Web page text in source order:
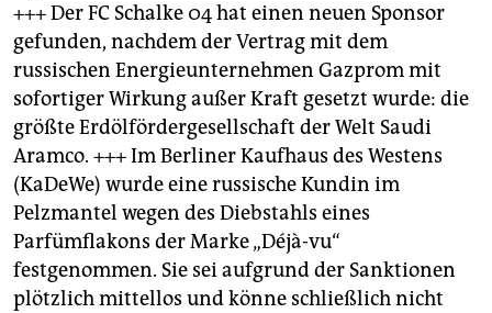
+++ Der FC Schalke 04 hat einen neuen Sponsor
gefunden, nachdem der Vertrag mit dem
russischen Energieunternehmen Gazprom mit
sofortiger Wirkung außer Kraft gesetzt wurde: die
größte Erdölfördergesellschaft der Welt Saudi
Aramco. +++ Im Berliner Kaufhaus des Westens
(KaDeWe) wurde eine russische Kundin im
Pelzmantel wegen des Diebstahls eines
Parfümflakons der Marke „Déjà-vu“
festgenommen. Sie sei aufgrund der Sanktionen
plötzlich mittellos und könne schließlich nicht